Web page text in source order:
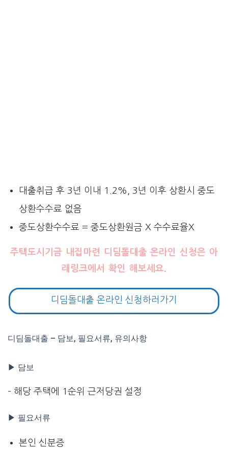
대출취급 후 3년 이내 1.2%, 3년 이후 상환시 중도
상환수수료 없음
중도상환수수료 = 중도상환원금 X 수수료율X
주택도시기금 내집마련 디딤돌대출 온라인 신청은 아
래링크에서 확인 해보세요.
디딤돌대출 온라인 신청하러가기
디딤돌대출 – 담보, 필요서류, 유의사항
▶ 담보
– 해당 주택에 1순위 근저당권 설정
▶ 필요서류
본인 신분증